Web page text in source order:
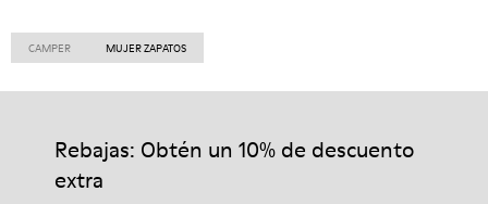
CAMPER MUJER ZAPATOS
Rebajas: Obtén un 10% de descuento
extra